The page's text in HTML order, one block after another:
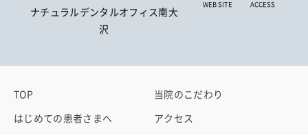
ナチュラルデンタルオフィス南大
沢
WEB SITE ACCESS
TOP
はじめての患者さまへ
当院のこだわり
アクセス